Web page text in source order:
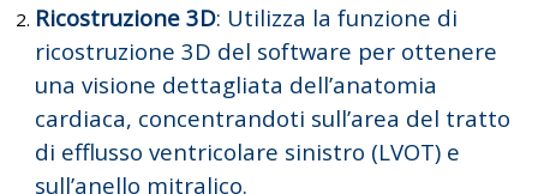
Ricostruzione 3D: Utilizza la funzione di
ricostruzione 3D del software per ottenere
una visione dettagliata dell’anatomia
cardiaca, concentrandoti sull’area del tratto
di efflusso ventricolare sinistro (LVOT) e
sull’anello mitralico.